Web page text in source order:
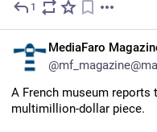
1
MediaFaro
A French museum reports
multimillion-dollar piece.